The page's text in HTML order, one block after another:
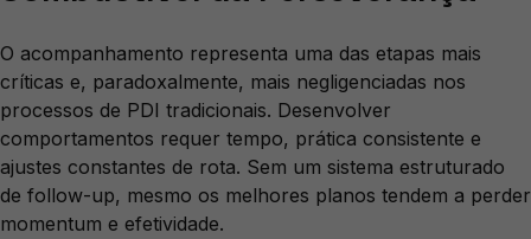
O acompanhamento representa uma das etapas mais
críticas e, paradoxalmente, mais negligenciadas nos
processos de PDI tradicionais. Desenvolver
comportamentos requer tempo, prática consistente e
ajustes constantes de rota. Sem um sistema estruturado
de follow-up, mesmo os melhores planos tendem a perder
momentum e efetividade.